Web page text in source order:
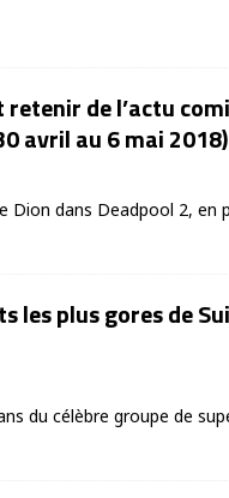
retenir de l’actu
avril au 6 mai 2018)
Dion dans Deadpool 2, en
les plus gores de
du célèbre groupe de